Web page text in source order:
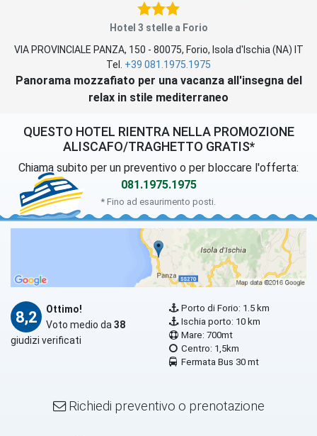
Hotel 3 stelle a Forio
VIA PROVINCIALE PANZA, 150 - 80075, Forio, Isola d'Ischia (NA) IT
Tel. +39 081.1975.1975
Panorama mozzafiato per una vacanza all'insegna del
relax in stile mediterraneo
QUESTO HOTEL RIENTRA NELLA PROMOZIONE
ALISCAFO/TRAGHETTO GRATIS*
Chiama subito per un preventivo o per bloccare l'offerta:
081.1975.1975
* Fino ad esaurimento posti.
8,2
Ottimo!
Voto medio da38
giudizi verificati
Porto di Forio: 1.5 km
Ischia porto: 10 km
Mare: 700mt
Centro: 1,5km
Fermata Bus 30 mt
Richiedi preventivo o prenotazione